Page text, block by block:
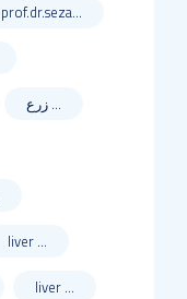
prof.dr.seza...
زرع ...
liver ...
liver ...